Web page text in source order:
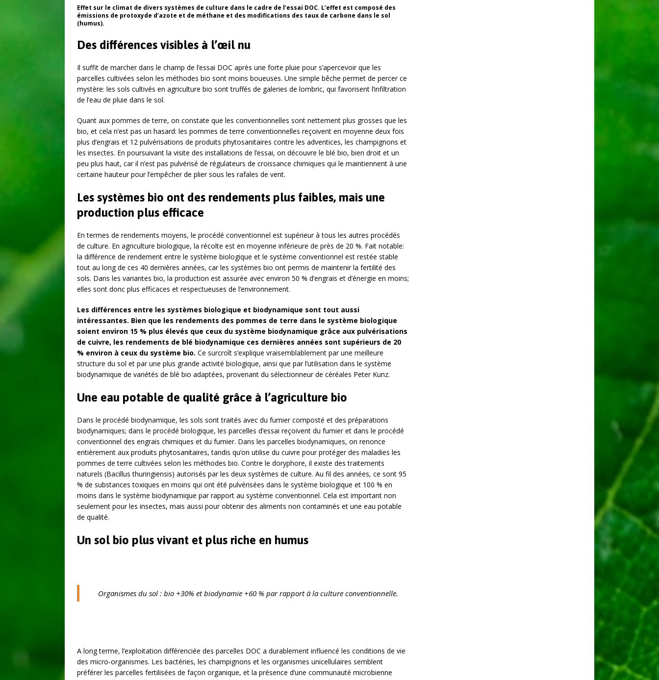
Effet sur le climat de divers systèmes de culture dans le cadre de l’essai DOC. L’effet est composé des
émissions de protoxyde d’azote et de méthane et des modifications des taux de carbone dans le sol
(humus).
Des différences visibles à l’œil nu
Il suffit de marcher dans le champ de l’essai DOC après une forte pluie pour s’apercevoir que les
parcelles cultivées selon les méthodes bio sont moins boueuses. Une simple bêche permet de percer ce
mystère: les sols cultivés en agriculture bio sont truffés de galeries de lombric, qui favorisent l’infiltration
de l’eau de pluie dans le sol.
Quant aux pommes de terre, on constate que les conventionnelles sont nettement plus grosses que les
bio, et cela n’est pas un hasard: les pommes de terre conventionnelles reçoivent en moyenne deux fois
plus d’engrais et 12 pulvérisations de produits phytosanitaires contre les adventices, les champignons et
les insectes. En poursuivant la visite des installations de l’essai, on découvre le blé bio, bien droit et un
peu plus haut, car il n’est pas pulvérisé de régulateurs de croissance chimiques qui le maintiennent à une
certaine hauteur pour l’empêcher de plier sous les rafales de vent.
Les systèmes bio ont des rendements plus faibles, mais une
production plus efficace
En termes de rendements moyens, le procédé conventionnel est supérieur à tous les autres procédés
de culture. En agriculture biologique, la récolte est en moyenne inférieure de près de 20 %. Fait notable:
la différence de rendement entre le système biologique et le système conventionnel est restée stable
tout au long de ces 40 dernières années, car les systèmes bio ont permis de maintenir la fertilité des
sols. Dans les variantes bio, la production est assurée avec environ 50 % d’engrais et d’énergie en moins;
elles sont donc plus efficaces et respectueuses de l’environnement.
Les différences entre les systèmes biologique et biodynamique sont tout aussi
intéressantes. Bien que les rendements des pommes de terre dans le système biologique
soient environ 15 % plus élevés que ceux du système biodynamique grâce aux pulvérisations
de cuivre, les rendements de blé biodynamique ces dernières années sont supérieurs de 20
% environ à ceux du système bio. Ce surcroît s’explique vraisemblablement par une meilleure
structure du sol et par une plus grande activité biologique, ainsi que par l’utilisation dans le système
biodynamique de variétés de blé bio adaptées, provenant du sélectionneur de céréales Peter Kunz.
Une eau potable de qualité grâce à l’agriculture bio
Dans le procédé biodynamique, les sols sont traités avec du fumier composté et des préparations
biodynamiques; dans le procédé biologique, les parcelles d’essai reçoivent du fumier et dans le procédé
conventionnel des engrais chimiques et du fumier. Dans les parcelles biodynamiques, on renonce
entièrement aux produits phytosanitaires, tandis qu’on utilise du cuivre pour protéger des maladies les
pommes de terre cultivées selon les méthodes bio. Contre le doryphore, il existe des traitements
naturels (Bacillus thuringiensis) autorisés par les deux systèmes de culture. Au fil des années, ce sont 95
% de substances toxiques en moins qui ont été pulvérisées dans le système biologique et 100 % en
moins dans le système biodynamique par rapport au système conventionnel. Cela est important non
seulement pour les insectes, mais aussi pour obtenir des aliments non contaminés et une eau potable
de qualité.
Un sol bio plus vivant et plus riche en humus
Organismes du sol : bio +30% et biodynamie +60 % par rapport à la culture conventionnelle.
A long terme, l’exploitation différenciée des parcelles DOC a durablement influencé les conditions de vie
des micro-organismes. Les bactéries, les champignons et les organismes unicellulaires semblent
préférer les parcelles fertilisées de façon organique, et la présence d’une communauté microbienne